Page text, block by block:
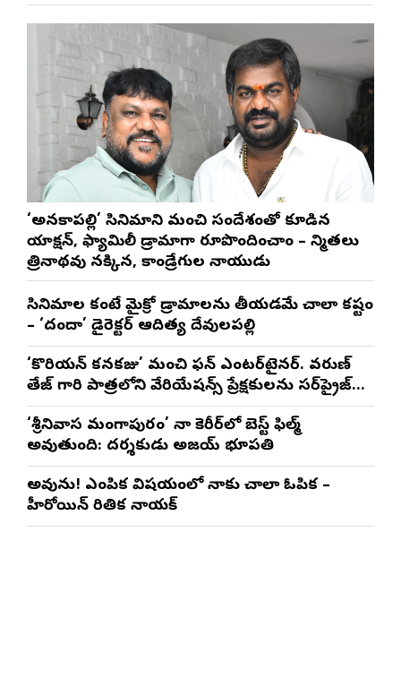
‘అనకాపల్లి’ సినిమాని మంచి సందేశంతో కూడిన
యాక్షన్, ఫ్యామిలీ డ్రామాగా రూపొందించాం – నిర్మాతలు
త్రినాథరావు నక్కిన, కాండ్రేగుల నాయుడు
సినిమాల కంటే మైక్రో డ్రామాలను తీయడమే చాలా కష్టం
– ‘దందా’ డైరెక్ట‌ర్ ఆదిత్య దేవులపల్లి
‘కొరియన్ కనకరాజు’ మంచి ఫన్ ఎంటర్‌టైనర్. వరుణ్
తేజ్ గారి పాత్రలోని వేరియేషన్స్ ప్రేక్షకులను సర్‌ప్రైజ్
చేస్తాయి : దర్శకుడు మేర్లపాక గాంధీ
‘శ్రీనివాస మంగాపురం’ నా కెరీర్‌లో బెస్ట్ ఫిల్మ్
అవుతుంది: దర్శకుడు అజయ్ భూపతి
అవును! ఎంపిక విషయంలో నాకు చాలా ఓపిక –
హీరోయిన్ రితిక నాయక్